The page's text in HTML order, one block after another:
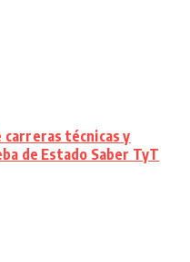
técnicas y
de Estado Saber TyT